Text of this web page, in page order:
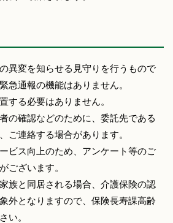
異変を知らせる見守りを行うもので
急通報の機能はありません。
する必要はありません。
の確認などのために、委託先である
ご連絡する場合があります。
ビス向上のため、アンケート等のご
ございます。
族と同居される場合、介護保険の認
外となりますので、保険長寿課高齢
い。